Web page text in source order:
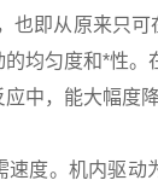
也即从原来只
均匀度和*性
中，能大幅度
度。机内驱